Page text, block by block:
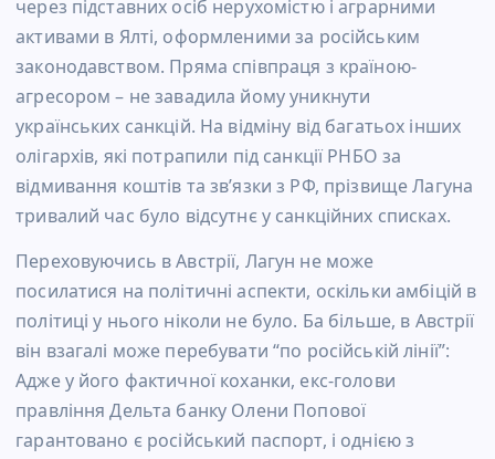
через підставних осіб нерухомістю і аграрними
активами в Ялті, оформленими за російським
законодавством. Пряма співпраця з країною-
агресором – не завадила йому уникнути
українських санкцій. На відміну від багатьох інших
олігархів, які потрапили під санкції РНБО за
відмивання коштів та зв’язки з РФ, прізвище Лагуна
тривалий час було відсутнє у санкційних списках.
Переховуючись в Австрії, Лагун не може
посилатися на політичні аспекти, оскільки амбіцій в
політиці у нього ніколи не було. Ба більше, в Австрії
він взагалі може перебувати “по російській лінії”:
Адже у його фактичної коханки, екс-голови
правління Дельта банку Олени Попової
гарантовано є російський паспорт, і однією з